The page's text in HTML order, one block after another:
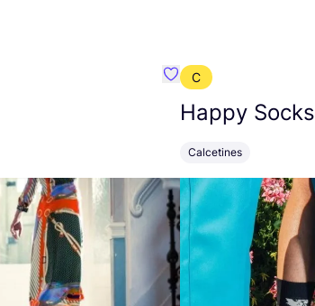
Favoritos {nombre}
C
Happy Socks
Calcetines